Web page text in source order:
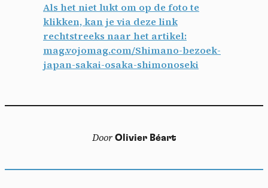
Als het niet lukt om op de foto te
klikken, kan je via deze link
rechtstreeks naar het artikel:
mag.vojomag.com/Shimano-bezoek-
japan-sakai-osaka-shimonoseki
Door Olivier Béart
By allowing these third party services, you accept their
cookies and the use of tracking technologies necessary for
their proper functioning.
Privacy policy